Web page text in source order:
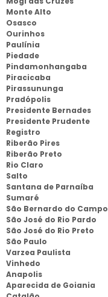
Monte Alto
Osasco
Ourinhos
Paulínia
Piedade
Pindamonhangaba
Piracicaba
Pirassununga
Pradópolis
Presidente Bernades
Presidente Prudente
Registro
Riberão Pires
Riberão Preto
Rio Claro
Salto
Santana de Parnaíba
Sumaré
São Bernardo do Campo
São José do Rio Pardo
São José do Rio Preto
São Paulo
Varzea Paulista
Vinhedo
Anapolis
Aparecida de Goiania